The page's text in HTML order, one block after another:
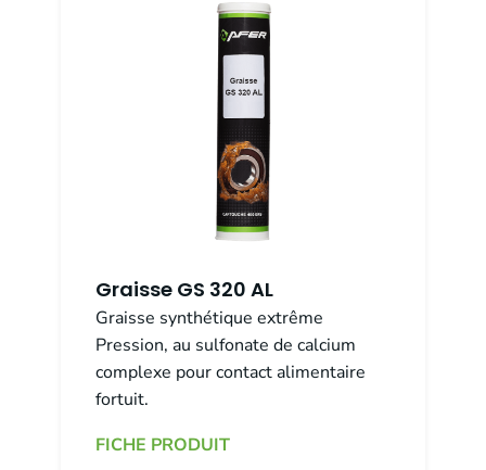
Graisse GS 320 AL
Graisse synthétique extrême
Pression, au sulfonate de calcium
complexe pour contact alimentaire
fortuit.
FICHE PRODUIT